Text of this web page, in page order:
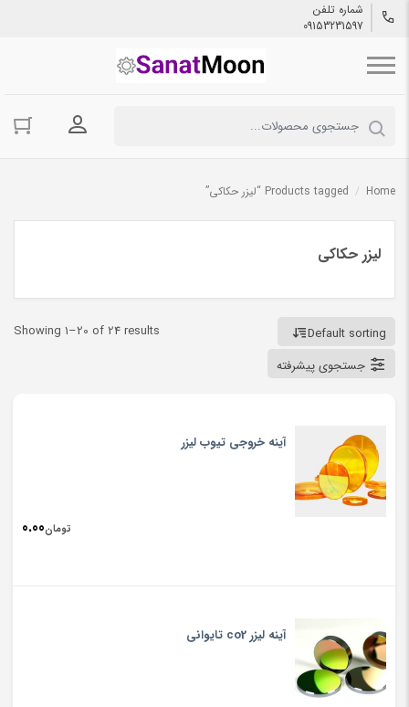
شماره تلفن
09153231597
ورود به
Home
/ Products tagged “لیزر حکاکی”
لیزر حکاکی
Showing 1–20 of 24 results
Default sorting
جستجوی پیشرفته
آینه خروجی تیوب لیزر
تومان0.00
آینه لیزر co2 تایوانی